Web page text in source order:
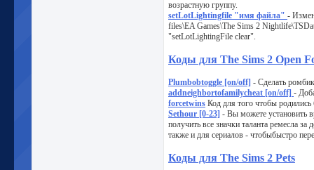
возрастную группу.
setLotLightingfile "имя файла" -
files\EA Games\The Sims 2
"setLotLightingFile clear".
Коды для The Sims 2 Open
Plumbobtoggle [on/off] - Сделать
addneighbortofamilycheat [on/off] -
forcetwins Код для того чтобы
Sethour [0-23] - Вы можете установить
получить все значки таланта ремесла
также и для сериалов - чтобыбыстро
Коды для The Sims 2 Pets